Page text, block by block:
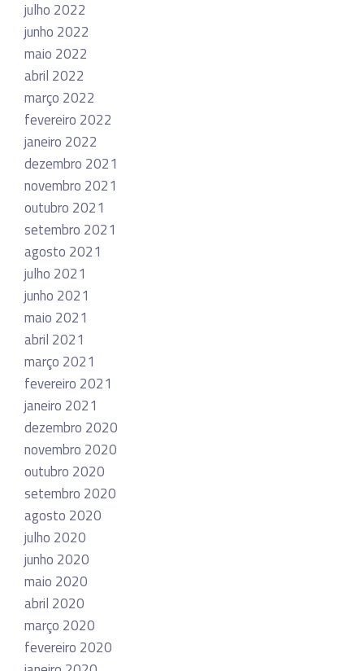
julho 2022
junho 2022
maio 2022
abril 2022
março 2022
fevereiro 2022
janeiro 2022
dezembro 2021
novembro 2021
outubro 2021
setembro 2021
agosto 2021
julho 2021
junho 2021
maio 2021
abril 2021
março 2021
fevereiro 2021
janeiro 2021
dezembro 2020
novembro 2020
outubro 2020
setembro 2020
agosto 2020
julho 2020
junho 2020
maio 2020
abril 2020
março 2020
fevereiro 2020